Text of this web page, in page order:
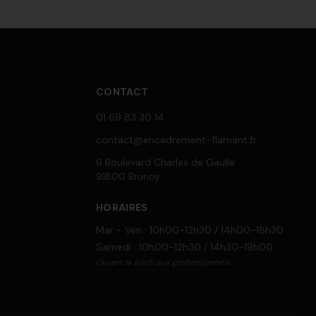
CONTACT
01 69 83 30 14
contact@encadrement-flamant.fr
6 Boulevard Charles de Gaulle
91800 Brunoy
HORAIRES
Mar - Ven : 10h00-12h30 / 14h00-18h30
Samedi : 10h00-12h30 / 14h30-19h00